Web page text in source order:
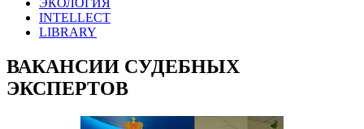
INTELLECT
LIBRARY
ВАКАНСИИ СУДЕБНЫХ
ЭКСПЕРТОВ